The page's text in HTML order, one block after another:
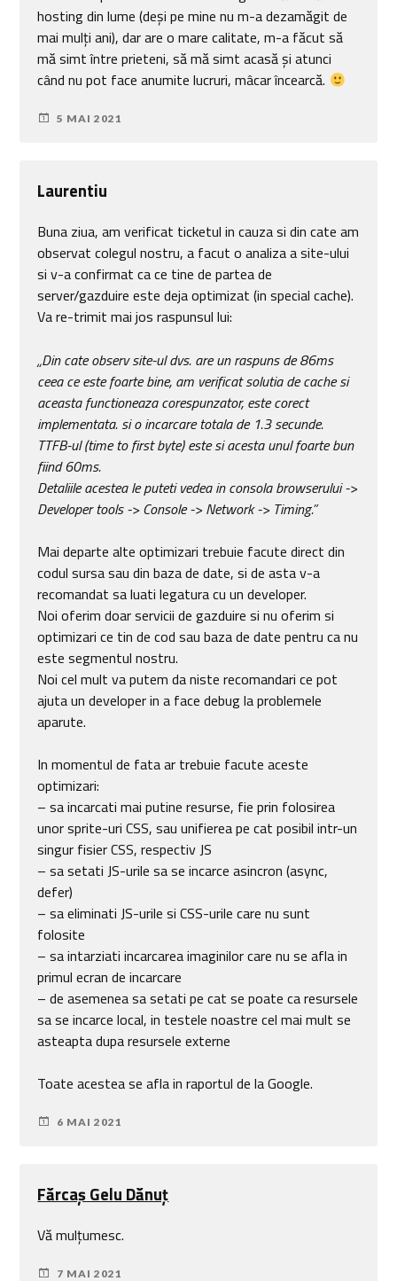
hosting din lume (deși pe mine nu m-a dezamăgit de
mai mulți ani), dar are o mare calitate, m-a făcut să
mă simt între prieteni, să mă simt acasă și atunci
când nu pot face anumite lucruri, mâcar încearcă.
5 MAI 2021
Laurentiu
Buna ziua, am verificat ticketul in cauza si din cate am
observat colegul nostru, a facut o analiza a site-ului
si v-a confirmat ca ce tine de partea de
server/gazduire este deja optimizat (in special cache).
Va re-trimit mai jos raspunsul lui:
„Din cate observ site-ul dvs. are un raspuns de 86ms
ceea ce este foarte bine, am verificat solutia de cache si
aceasta functioneaza corespunzator, este corect
implementata. si o incarcare totala de 1.3 secunde.
TTFB-ul (time to first byte) este si acesta unul foarte bun
fiind 60ms.
Detaliile acestea le puteti vedea in consola browserului ->
Developer tools -> Console -> Network -> Timing.”
Mai departe alte optimizari trebuie facute direct din
codul sursa sau din baza de date, si de asta v-a
recomandat sa luati legatura cu un developer.
Noi oferim doar servicii de gazduire si nu oferim si
optimizari ce tin de cod sau baza de date pentru ca nu
este segmentul nostru.
Noi cel mult va putem da niste recomandari ce pot
ajuta un developer in a face debug la problemele
aparute.
In momentul de fata ar trebuie facute aceste
optimizari:
– sa incarcati mai putine resurse, fie prin folosirea
unor sprite-uri CSS, sau unifierea pe cat posibil intr-un
singur fisier CSS, respectiv JS
– sa setati JS-urile sa se incarce asincron (async,
defer)
– sa eliminati JS-urile si CSS-urile care nu sunt
folosite
– sa intarziati incarcarea imaginilor care nu se afla in
primul ecran de incarcare
– de asemenea sa setati pe cat se poate ca resursele
sa se incarce local, in testele noastre cel mai mult se
asteapta dupa resursele externe
Toate acestea se afla in raportul de la Google.
6 MAI 2021
Fărcaş Gelu Dănuţ
Vă mulțumesc.
7 MAI 2021